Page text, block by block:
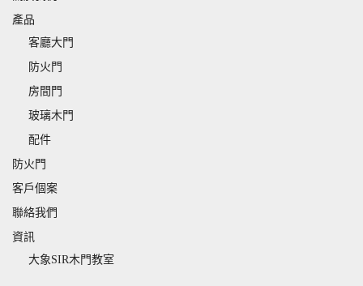
產品
客廳大門
防火門
房間門
玻璃木門
配件
防火門
客戶個案
聯絡我們
資訊
大象SIR木門教室